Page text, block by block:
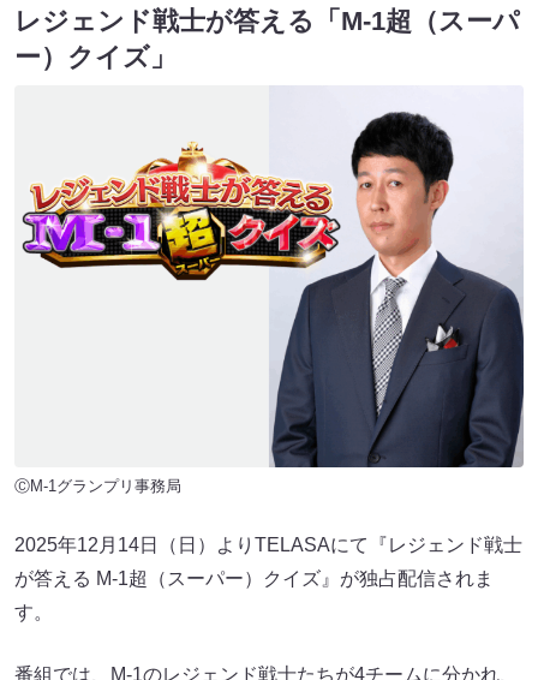
レジェンド戦士が答える「M-1超（スーパ
ー）クイズ」
ⒸM-1グランプリ事務局
2025年12月14日（日）よりTELASAにて『レジェンド戦士
が答える M-1超（スーパー）クイズ』が独占配信されま
す。
番組では、M-1のレジェンド戦士たちが4チームに分かれ、